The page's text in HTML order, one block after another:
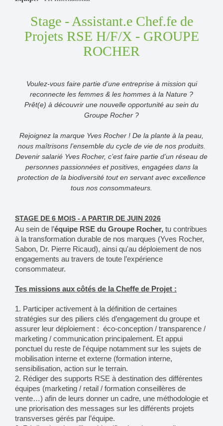
Stage - Assistant.e Chef.fe de
Projets RSE H/F/X - GROUPE
ROCHER
Voulez-vous faire partie d’une entreprise à mission qui
reconnecte les femmes & les hommes à la Nature ?
Prêt(e) à découvrir une nouvelle opportunité au sein du
Groupe Rocher ?
Rejoignez la marque Yves Rocher ! De la plante à la peau,
nous maîtrisons l’ensemble du cycle de vie de nos produits.
Devenir salarié Yves Rocher, c’est faire partie d’un réseau de
personnes passionnées et positives, engagées dans la
protection de la biodiversité tout en servant avec excellence
tous nos consommateurs.
STAGE DE 6 MOIS - A PARTIR DE JUIN 2026
Au sein de l’équipe RSE du Groupe Rocher, tu contribues
à la transformation durable de nos marques (Yves Rocher,
Sabon, Dr. Pierre Ricaud), ainsi qu'au déploiement de nos
engagements au travers de toute l’expérience
consommateur.
Tes missions aux côtés de la Cheffe de Projet :
1. Participer activement à la définition de certaines
stratégies sur des piliers clés d’engagement du groupe et
assurer leur déploiement : éco-conception / transparence /
marketing / communication principalement. Et appui
ponctuel du reste de l'équipe notamment sur les sujets de
mobilisation interne et externe (formation interne,
sensibilisation, action sur le terrain.
2. Rédiger des supports RSE à destination des différentes
équipes (marketing / retail / formation conseillères de
vente…) afin de leurs donner un cadre, une méthodologie et
une priorisation des messages sur les différents projets
transverses gérés par l’équipe.